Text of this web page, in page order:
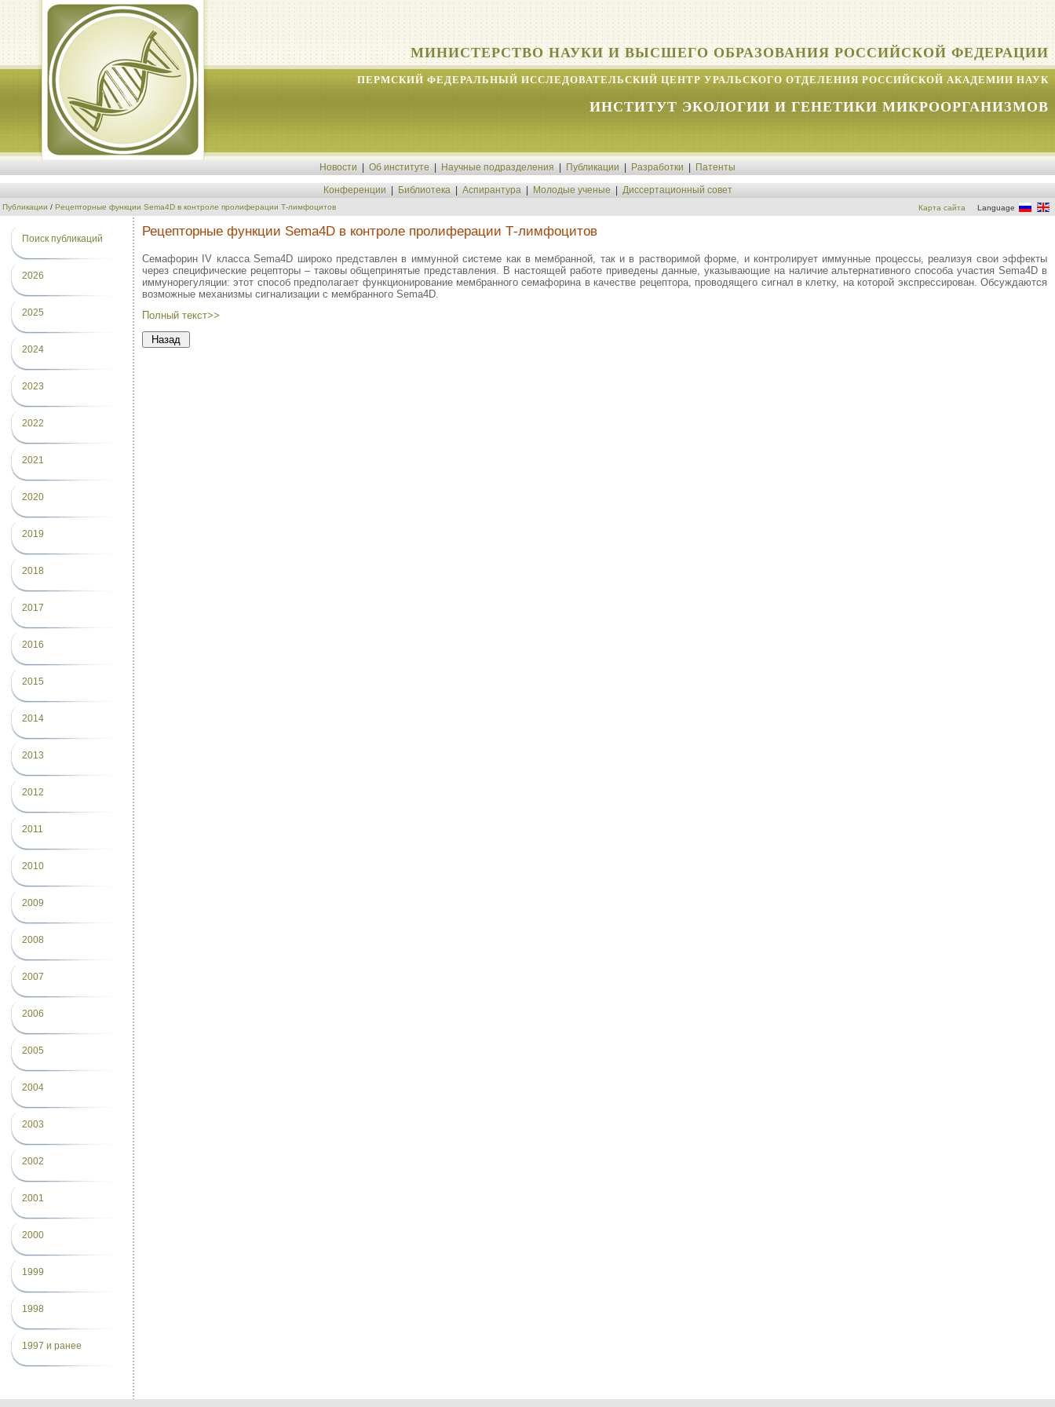
МИНИСТЕРСТВО НАУКИ И ВЫСШЕГО ОБРАЗОВАНИЯ РОССИЙСКОЙ ФЕДЕРАЦИИ
ПЕРМСКИЙ ФЕДЕРАЛЬНЫЙ ИССЛЕДОВАТЕЛЬСКИЙ ЦЕНТР УРАЛЬСКОГО ОТДЕЛЕНИЯ РОССИЙСКОЙ АКАДЕМИИ НАУК
ИНСТИТУТ ЭКОЛОГИИ И ГЕНЕТИКИ МИКРООРГАНИЗМОВ
Новости Об институте Научные подразделения Публикации Разработки Патенты
Конференции Библиотека Аспирантура Молодые ученые Диссертационный совет
Публикации / Рецепторные функции Sema4D в контроле пролиферации Т-лимфоцитов Карта сайта Language
Поиск публикаций
2026
2025
2024
2023
2022
2021
2020
2019
2018
2017
2016
2015
2014
2013
2012
2011
2010
2009
2008
2007
2006
2005
2004
2003
2002
2001
2000
1999
1998
1997 и ранее
Рецепторные функции Sema4D в контроле пролиферации Т-лимфоцитов
Семафорин IV класса Sema4D широко представлен в иммунной системе как в мембранной, так и в растворимой форме, и контролирует иммунные процессы, реализуя свои эффекты
через специфические рецепторы – таковы общепринятые представления. В настоящей работе приведены данные, указывающие на наличие альтернативного способа участия Sema4D в
иммунорегуляции: этот способ предполагает функционирование мембранного семафорина в качестве рецептора, проводящего сигнал в клетку, на которой экспрессирован. Обсуждаются
возможные механизмы сигнализации с мембранного Sema4D.
Полный текст>>